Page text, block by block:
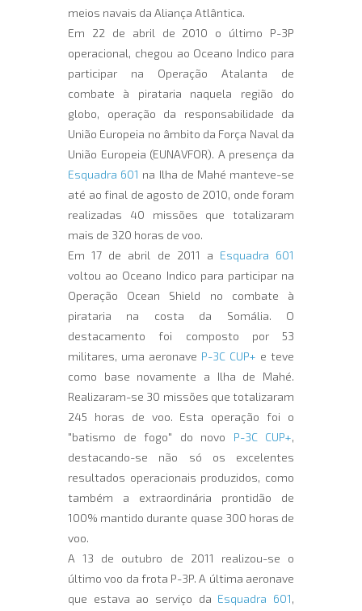
meios navais da Aliança Atlântica.
Em 22 de abril de 2010 o último P-3P
operacional, chegou ao Oceano Indico para
participar na Operação Atalanta de
combate à pirataria naquela região do
globo, operação da responsabilidade da
União Europeia no âmbito da Força Naval da
União Europeia (EUNAVFOR). A presença da
Esquadra 601 na Ilha de Mahé manteve-se
até ao final de agosto de 2010, onde foram
realizadas 40 missões que totalizaram
mais de 320 horas de voo.
Em 17 de abril de 2011 a Esquadra 601
voltou ao Oceano Indico para participar na
Operação Ocean Shield no combate à
pirataria na costa da Somália. O
destacamento foi composto por 53
militares, uma aeronave P-3C CUP+ e teve
como base novamente a Ilha de Mahé.
Realizaram-se 30 missões que totalizaram
245 horas de voo. Esta operação foi o
"batismo de fogo" do novo P-3C CUP+,
destacando-se não só os excelentes
resultados operacionais produzidos, como
também a extraordinária prontidão de
100% mantido durante quase 300 horas de
voo.
A 13 de outubro de 2011 realizou-se o
último voo da frota P-3P. A última aeronave
que estava ao serviço da Esquadra 601,